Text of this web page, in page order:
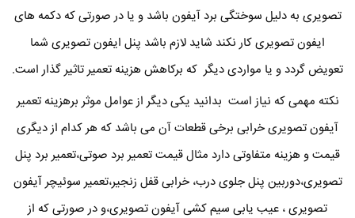
تصویری به دلیل سوختگی برد آیفون باشد و یا در صورتی که دکمه های
ایفون تصویری کار نکند شاید لازم باشد پنل ایفون تصویری شما
تعویض گردد و یا مواردی دیگر که برکاهش هزینه تعمیر تاثیر گذار است.
نکته مهمی که نیاز است بدانید یکی دیگر از عوامل موثر برهزینه تعمیر
آیفون تصویری خرابی برخی قطعات آن می باشد که هر کدام از دیگری
قیمت و هزینه متفاوتی دارد مثال قیمت تعمیر برد صوتی،تعمیر برد پنل
تصویری،دوربین پنل جلوی درب، خرابی قفل زنجیر،تعمیر سوئیچر آیفون
تصویری ، عیب یابی سیم کشی آیفون تصویری،و در صورتی که از